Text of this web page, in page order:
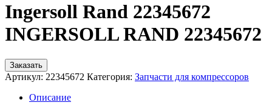
Ingersoll Rand 22345672
INGERSOLL RAND 22345672
Заказать
Артикул: 22345672 Категория: Запчасти для компрессоров
Описание